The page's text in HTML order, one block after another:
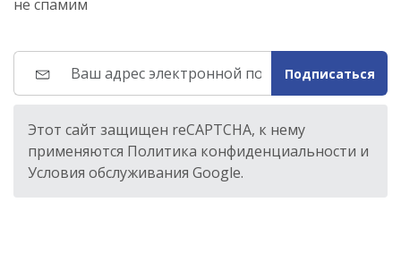
не спамим
Подписаться
Этот сайт защищен reCAPTCHA, к нему
применяются Политика конфиденциальности и
Условия обслуживания Google.